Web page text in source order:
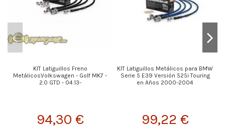
KIT Latiguillos Freno
MetálicosVolkswagen - Golf MK7 -
2.0 GTD - 04.13-
94,30 €
KIT Latiguillos Metálicos para BMW
Serie 5 E39 Versión 525i Touring
en Años 2000-2004
99,22 €